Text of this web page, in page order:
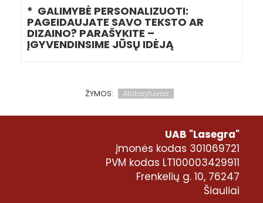
* GALIMYBĖ PERSONALIZUOTI:
PAGEIDAUJATE SAVO TEKSTO AR
DIZAINO? PARAŠYKITE –
ĮGYVENDINSIME JŪSŲ IDĖJĄ
ŽYMOS: Atidarytuvas
UAB "Lasegra"
Įmonės kodas 301069721
PVM kodas LT100003429911
Frenkelių g. 10, 76247
Šiauliai